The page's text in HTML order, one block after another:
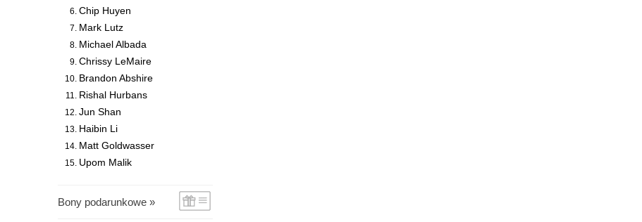
Chip Huyen
Mark Lutz
Michael Albada
Chrissy LeMaire
Brandon Abshire
Rishal Hurbans
Jun Shan
Haibin Li
Matt Goldwasser
Upom Malik
Bony podarunkowe »